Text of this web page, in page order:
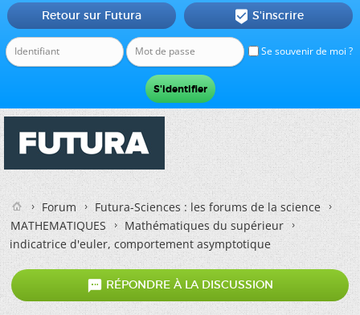
Se souvenir de moi ?
Retour sur Futura  S'inscrire
Forum
Futura-Sciences : les forums de la science
MATHEMATIQUES
Mathématiques du supérieur
indicatrice d'euler, comportement asymptotique
 RÉPONDRE À LA DISCUSSION